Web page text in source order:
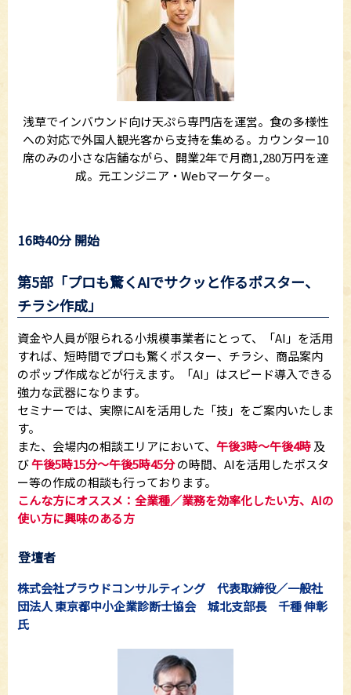
浅草でインバウンド向け天ぷら専門店を運営。食の多様性
への対応で外国人観光客から支持を集める。カウンター10
席のみの小さな店舗ながら、開業2年で月商1,280万円を達
成。元エンジニア・Webマーケター。
16時40分 開始
第5部「プロも驚くAIでサクッと作るポスター、
チラシ作成」
資金や人員が限られる小規模事業者にとって、「AI」を活用
すれば、短時間でプロも驚くポスター、チラシ、商品案内
のポップ作成などが行えます。「AI」はスピード導入できる
強力な武器になります。
セミナーでは、実際にAIを活用した「技」をご案内いたしま
す。
また、会場内の相談エリアにおいて、 午後3時～午後4時及
び午後5時15分～午後5時45分の時間、AIを活用したポスタ
ー等の作成の相談も行っております。
こんな方にオススメ：全業種／業務を効率化したい方、AIの
使い方に興味のある方
登壇者
株式会社プラウドコンサルティング 代表取締役／一般社
団法人 東京都中小企業診断士協会 城北支部長 千種 伸彰
氏